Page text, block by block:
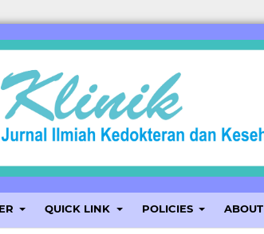
QUICK LINK POLICIES ABOUT